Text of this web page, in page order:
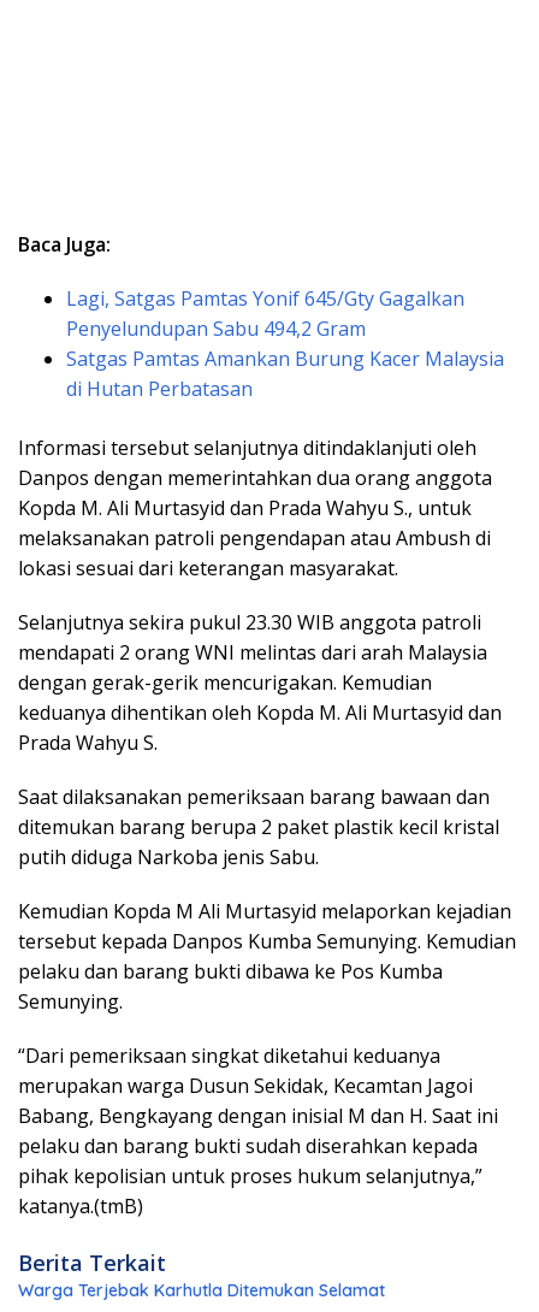
Baca Juga:
Lagi, Satgas Pamtas Yonif 645/Gty Gagalkan
Penyelundupan Sabu 494,2 Gram
Satgas Pamtas Amankan Burung Kacer Malaysia
di Hutan Perbatasan
Informasi tersebut selanjutnya ditindaklanjuti oleh
Danpos dengan memerintahkan dua orang anggota
Kopda M. Ali Murtasyid dan Prada Wahyu S., untuk
melaksanakan patroli pengendapan atau Ambush di
lokasi sesuai dari keterangan masyarakat.
Selanjutnya sekira pukul 23.30 WIB anggota patroli
mendapati 2 orang WNI melintas dari arah Malaysia
dengan gerak-gerik mencurigakan. Kemudian
keduanya dihentikan oleh Kopda M. Ali Murtasyid dan
Prada Wahyu S.
Saat dilaksanakan pemeriksaan barang bawaan dan
ditemukan barang berupa 2 paket plastik kecil kristal
putih diduga Narkoba jenis Sabu.
Kemudian Kopda M Ali Murtasyid melaporkan kejadian
tersebut kepada Danpos Kumba Semunying. Kemudian
pelaku dan barang bukti dibawa ke Pos Kumba
Semunying.
“Dari pemeriksaan singkat diketahui keduanya
merupakan warga Dusun Sekidak, Kecamtan Jagoi
Babang, Bengkayang dengan inisial M dan H. Saat ini
pelaku dan barang bukti sudah diserahkan kepada
pihak kepolisian untuk proses hukum selanjutnya,”
katanya.(tmB)
Berita Terkait
Warga Terjebak Karhutla Ditemukan Selamat